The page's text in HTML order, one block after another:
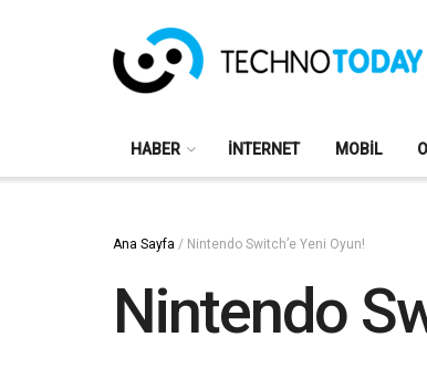
HABER İNTERNET MOBIL
Ana Sayfa / Nintendo Switch’e Yeni Oyun!
Nintendo